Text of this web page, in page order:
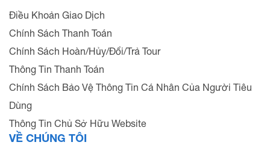
Điều Khoản Giao Dịch
Chính Sách Thanh Toán
Chính Sách Hoàn/Hủy/Đổi/Trả Tour
Thông Tin Thanh Toán
Chính Sách Bảo Vệ Thông Tin Cá Nhân Của Người Tiêu
Dùng
Thông Tin Chủ Sở Hữu Website
VỀ CHÚNG TÔI